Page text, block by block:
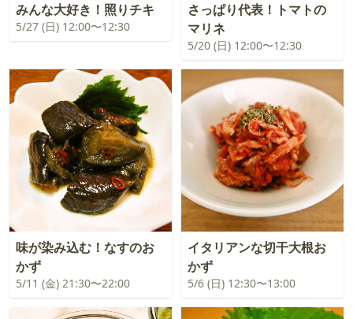
みんな大好き！照りチキ
5/27 (日) 12:00〜12:30
さっぱり代表！トマトの
マリネ
5/20 (日) 12:00〜12:30
味が染み込む！なすのお
かず
5/11 (金) 21:30〜22:00
イタリアンな切干大根お
かず
5/6 (日) 12:30〜13:00